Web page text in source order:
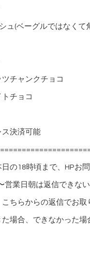
ュ(ベーグルではなくて
ツチャンクチョコ
トチョコ
ス決済可能
の18時頃まで、HPお
営業日朝は返信できな
ちらからの返信でお取
場合、できなかった